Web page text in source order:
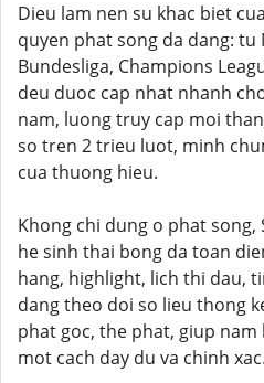
Dieu lam nen su khac biet
quyen phat song da dang: tu
Bundesliga, Champions
deu duoc cap nhat nhanh
nam, luong truy cap moi
so tren 2 trieu luot, minh
cua thuong hieu.
Khong chi dung o phat song,
he sinh thai bong da toan
hang, highlight, lich thi dau,
dang theo doi so lieu thong
phat goc, the phat, giup
mot cach day du va chinh xac.